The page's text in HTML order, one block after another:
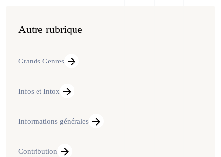
Autre rubrique
Grands Genres
Infos et Intox
Informations générales
Contribution